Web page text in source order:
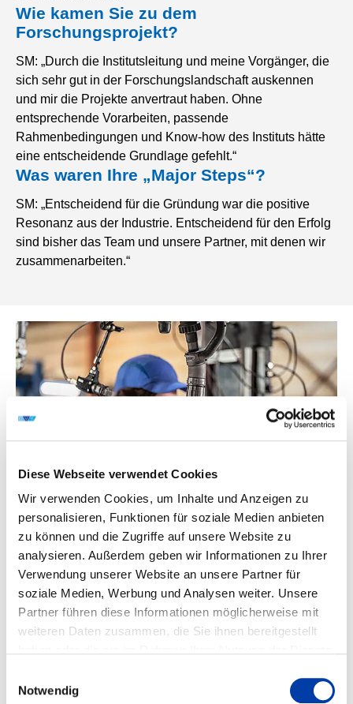
Diese Webseite verwendet Cookies
Wir verwenden Cookies, um Inhalte und Anzeigen zu
personalisieren, Funktionen für soziale Medien anbieten
zu können und die Zugriffe auf unsere Website zu
analysieren. Außerdem geben wir Informationen zu Ihrer
Verwendung unserer Website an unsere Partner für
soziale Medien, Werbung und Analysen weiter. Unsere
Partner führen diese Informationen möglicherweise mit
weiteren Daten zusammen, die Sie ihnen bereitgestellt
Notwendig
Wie kamen Sie zu dem
Forschungsprojekt?
SM: „Durch die Institutsleitung und meine Vorgänger, die
sich sehr gut in der Forschungslandschaft auskennen
und mir die Projekte anvertraut haben. Ohne
entsprechende Vorarbeiten, passende
Rahmenbedingungen und Know-how des Instituts hätte
eine entscheidende Grundlage gefehlt.“
Was waren Ihre „Major Steps“?
SM: „Entscheidend für die Gründung war die positive
Resonanz aus der Industrie. Entscheidend für den Erfolg
sind bisher das Team und unsere Partner, mit denen wir
zusammenarbeiten.“
An welchen Stellen sind oder waren Sie
stolz auf sich und Ihr Unternehmen?
SM: „Stolz bin ich bisher auf unser Team und unsere
Entwicklungspartner – auch wenn das ein wenig
„abgedroschen“ klingt. Ich bin sehr dankbar, dass sich mit
den Firmen, die früh von unserer Arbeit überzeugt waren,
Spielt der DVS dabei eine Rolle für Ihr